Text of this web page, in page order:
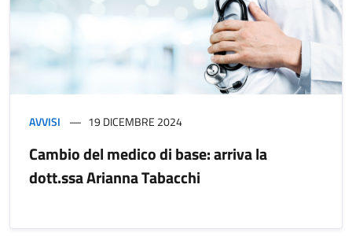
AVVISI 19 DICEMBRE 2024
Cambio del medico di base: arriva la
dott.ssa Arianna Tabacchi